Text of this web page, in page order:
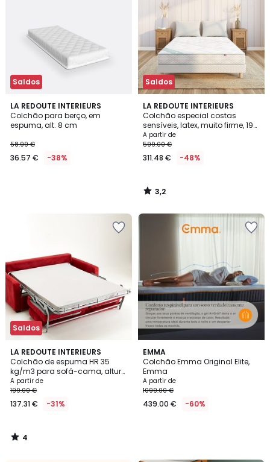
Saldos
LA REDOUTE INTERIEURS
Colchão para berço, em
espuma, alt. 8 cm
58.99 €
36.57 € -38%
Saldos
LA REDOUTE INTERIEURS
Colchão especial costas
sensíveis, latex, muito firme, 19
cm, 3 zonas
A partir de
599.00 €
311.48 € -48%
3,2
/ 5
3,2
/
Saldos
LA REDOUTE INTERIEURS
Colchão de espuma HR 35
kg/m3 para sofá-cama, altura
7 cm
A partir de
199.00 €
137.31 € -31%
4
/
5
4
/
EMMA
Colchão Emma Original Elite,
Emma
A partir de
1099.00 €
439.00 € -60%